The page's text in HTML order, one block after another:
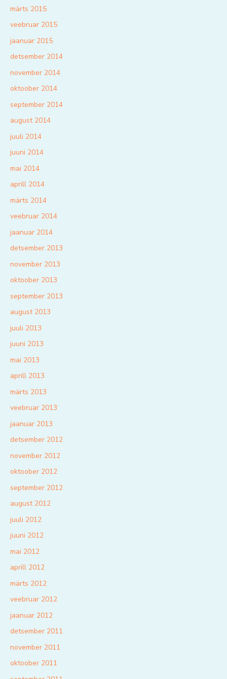
märts 2015
veebruar 2015
jaanuar 2015
detsember 2014
november 2014
oktoober 2014
september 2014
august 2014
juuli 2014
juuni 2014
mai 2014
aprill 2014
märts 2014
veebruar 2014
jaanuar 2014
detsember 2013
november 2013
oktoober 2013
september 2013
august 2013
juuli 2013
juuni 2013
mai 2013
aprill 2013
märts 2013
veebruar 2013
jaanuar 2013
detsember 2012
november 2012
oktoober 2012
september 2012
august 2012
juuli 2012
juuni 2012
mai 2012
aprill 2012
märts 2012
veebruar 2012
jaanuar 2012
detsember 2011
november 2011
oktoober 2011